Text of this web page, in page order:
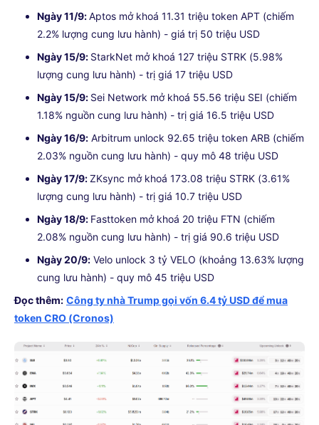
Ngày 11/9:Aptos mở khoá 11.31 triệu token APT (chiếm
2.2% lượng cung lưu hành) - giá trị 50 triệu USD
Ngày 15/9: StarkNet mở khoá 127 triệu STRK (5.98%
lượng cung lưu hành) - trị giá 17 triệu USD
Ngày 15/9: Sei Network mở khoá 55.56 triệu SEI (chiếm
1.18% nguồn cung lưu hành) - trị giá 16.5 triệu USD
Ngày 16/9: Arbitrum unlock 92.65 triệu token ARB (chiếm
2.03% nguồn cung lưu hành) - quy mô 48 triệu USD
Ngày 17/9:ZKsync mở khoá 173.08 triệu STRK (3.61%
lượng cung lưu hành) - trị giá 10.7 triệu USD
Ngày 18/9: Fasttoken mở khoá 20 triệu FTN (chiếm
2.08% nguồn cung lưu hành) - trị giá 90.6 triệu USD
Ngày 20/9: Velo unlock 3 tỷ VELO (khoảng 13.63% lượng
cung lưu hành) - quy mô 45 triệu USD
Đọc thêm: Công ty nhà Trump gọi vốn 6.4 tỷ USD để mua
token CRO (Cronos)